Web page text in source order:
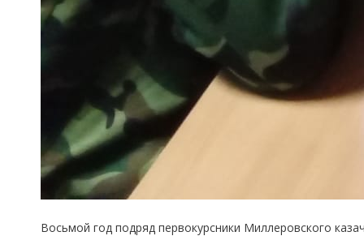
Восьмой год подряд первокурсники Миллеровского